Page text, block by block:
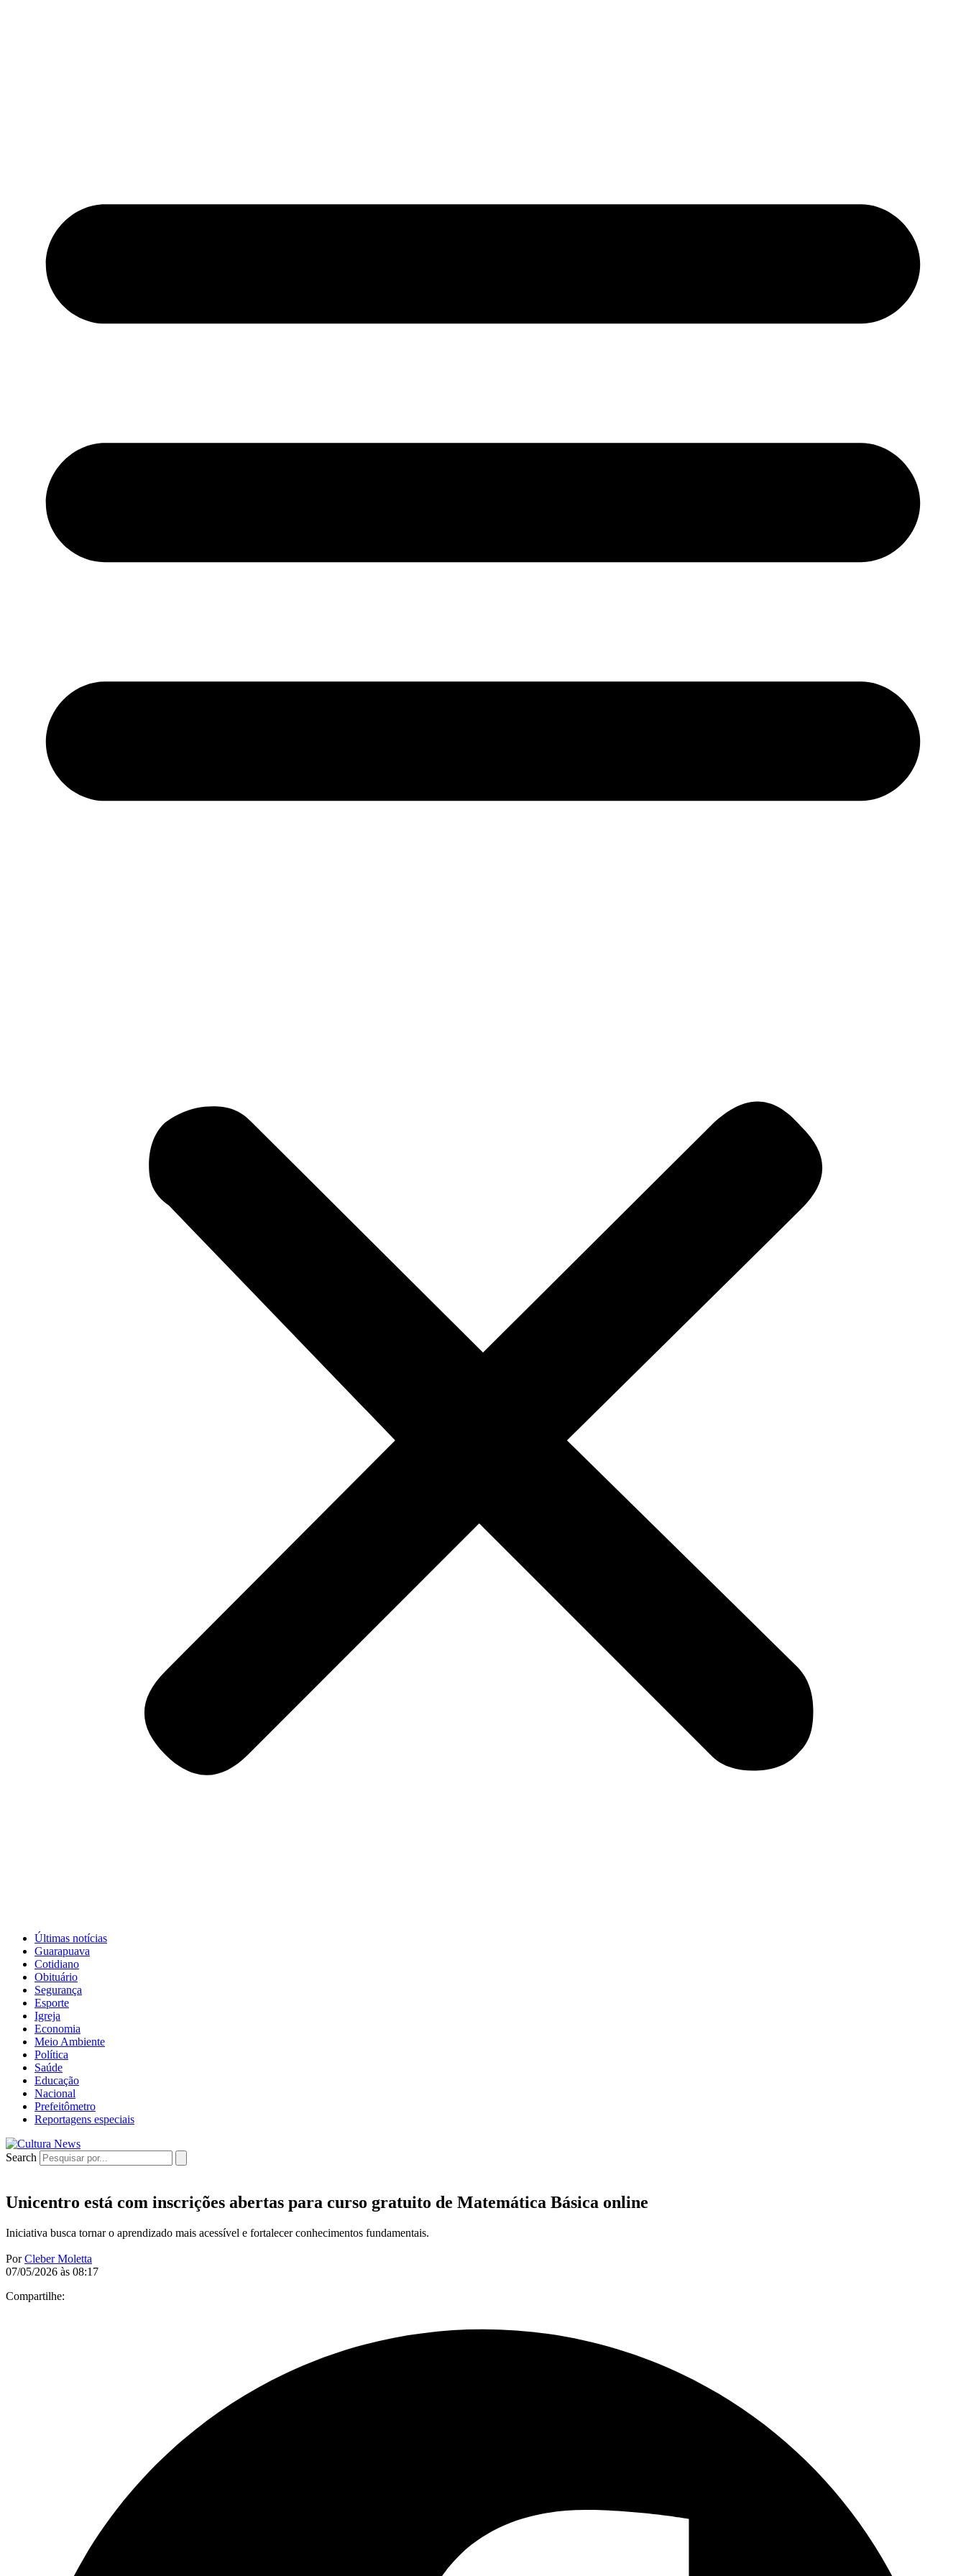
Últimas notícias
Guarapuava
Cotidiano
Obituário
Segurança
Esporte
Igreja
Economia
Meio Ambiente
Política
Saúde
Educação
Nacional
Prefeitômetro
Reportagens especiais
Search
Unicentro está com inscrições abertas para curso gratuito de Matemática Básica online
Iniciativa busca tornar o aprendizado mais acessível e fortalecer conhecimentos fundamentais.
PorCleber Moletta
07/05/2026 às 08:17
Compartilhe: